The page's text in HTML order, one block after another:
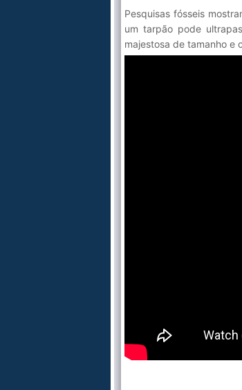
Pesquisas fósseis
um tarpão pode
majestosa de tamanho e